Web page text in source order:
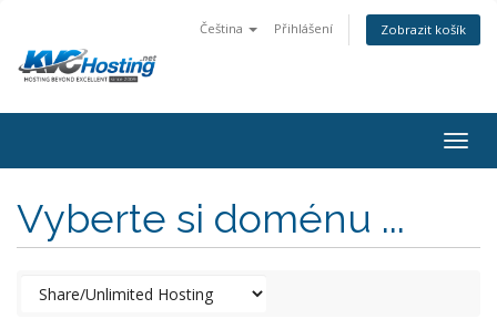
Čeština Přihlášení Zobrazit košík
Vyberte si doménu ...